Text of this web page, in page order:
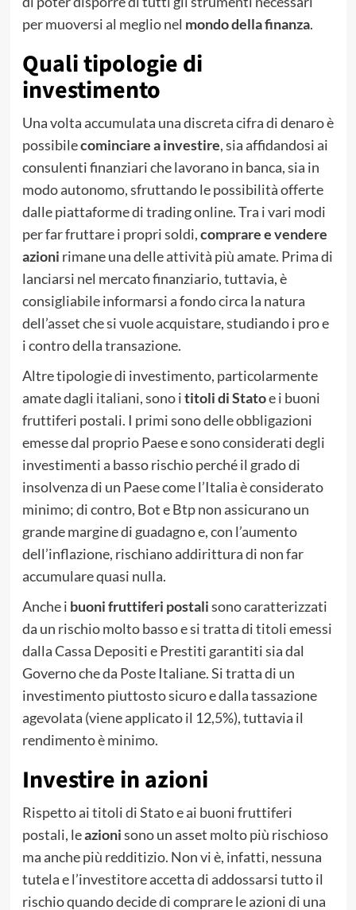
per muoversi al meglio nel mondo della finanza.
Quali tipologie di
investimento
Una volta accumulata una discreta cifra di denaro è
possibilecominciare a investire, sia affidandosi ai
consulenti finanziari che lavorano in banca, sia in
modo autonomo, sfruttando le possibilità offerte
dalle piattaforme di trading online. Tra i vari modi
per far fruttare i propri soldi,comprare e vendere
azioni rimane una delle attività più amate. Prima di
lanciarsi nel mercato finanziario, tuttavia, è
consigliabile informarsi a fondo circa la natura
dell’asset che si vuole acquistare, studiando i pro e
i contro della transazione.
Altre tipologie di investimento, particolarmente
amate dagli italiani, sono ititoli di Statoe i buoni
fruttiferi postali. I primi sono delle obbligazioni
emesse dal proprio Paese e sono considerati degli
investimenti a basso rischio perché il grado di
insolvenza di un Paese come l’Italia è considerato
minimo; di contro, Bot e Btp non assicurano un
grande margine di guadagno e, con l’aumento
dell’inflazione, rischiano addirittura di non far
accumulare quasi nulla.
Anche i buoni fruttiferi postalisono caratterizzati
da un rischio molto basso e si tratta di titoli emessi
dalla Cassa Depositi e Prestiti garantiti sia dal
Governo che da Poste Italiane. Si tratta di un
investimento piuttosto sicuro e dalla tassazione
agevolata (viene applicato il 12,5%), tuttavia il
rendimento è minimo.
Investire in azioni
Rispetto ai titoli di Stato e ai buoni fruttiferi
postali, leazionisono un asset molto più rischioso
ma anche più redditizio. Non vi è, infatti, nessuna
tutela e l’investitore accetta di addossarsi tutto il
rischio quando decide di comprare le azioni di una